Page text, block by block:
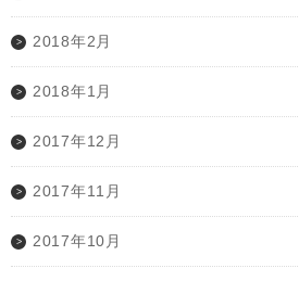
2018年2月
2018年1月
2017年12月
2017年11月
2017年10月